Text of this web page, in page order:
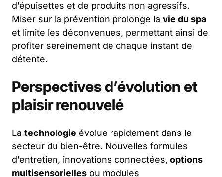
d’épuisettes et de produits non agressifs.
Miser sur la prévention prolonge la vie du spa
et limite les déconvenues, permettant ainsi de
profiter sereinement de chaque instant de
détente.
Perspectives d’évolution et
plaisir renouvelé
La technologie évolue rapidement dans le
secteur du bien-être. Nouvelles formules
d’entretien, innovations connectées, options
multisensorielles ou modules